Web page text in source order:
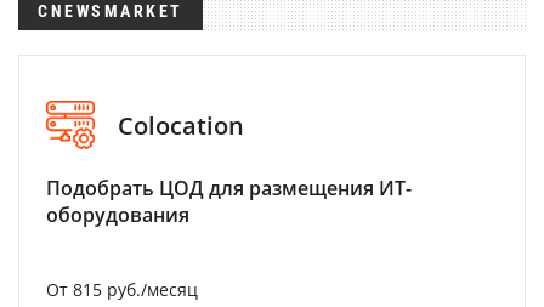
CNEWSMARKET
Colocation
Подобрать ЦОД для размещения ИТ-
оборудования
От 815 руб./месяц